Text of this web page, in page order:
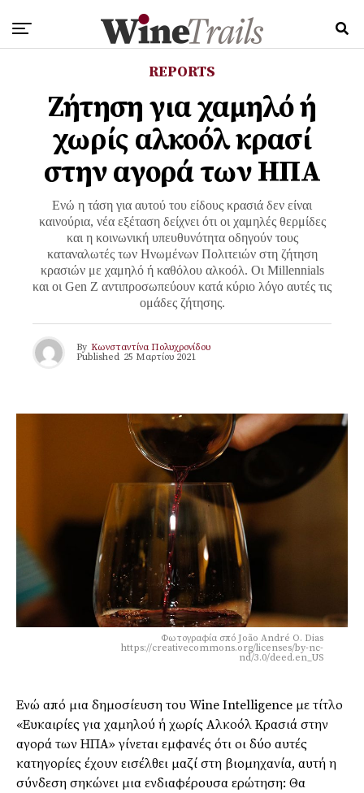
REPORTS
Ζήτηση για χαμηλό ή
χωρίς αλκοόλ κρασί
στην αγορά των ΗΠΑ
Ενώ η τάση για αυτού του είδους κρασιά δεν είναι
καινούρια, νέα εξέταση δείχνει ότι οι χαμηλές θερμίδες
και η κοινωνική υπευθυνότητα οδηγούν τους
καταναλωτές των Ηνωμένων Πολιτειών στη ζήτηση
κρασιών με χαμηλό ή καθόλου αλκοόλ. Οι Millennials
και οι Gen Z αντιπροσωπεύουν κατά κύριο λόγο αυτές τις
ομάδες ζήτησης.
By Κωνσταντίνα Πολυχρονίδου
Published 25 Μαρτίου 2021
Φωτογραφία σπό João André O. Dias
https://creativecommons.org/licenses/by-nc-
nd/3.0/deed.en_US
Ενώ από μια δημοσίευση του Wine Intelligence με τίτλο
«Ευκαιρίες για χαμηλού ή χωρίς Αλκοόλ Κρασιά στην
αγορά των ΗΠΑ» γίνεται εμφανές ότι οι δύο αυτές
κατηγορίες έχουν εισέλθει μαζί στη βιομηχανία, αυτή η
σύνδεση σηκώνει μια ενδιαφέρουσα ερώτηση: Θα